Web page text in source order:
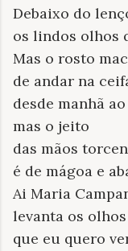
Debaixo do
os lindos olhos
Mas o rosto
de andar na
desde manhã
mas o jeito
das mãos
é de mágoa e
Ai Maria
levanta os
que eu quero